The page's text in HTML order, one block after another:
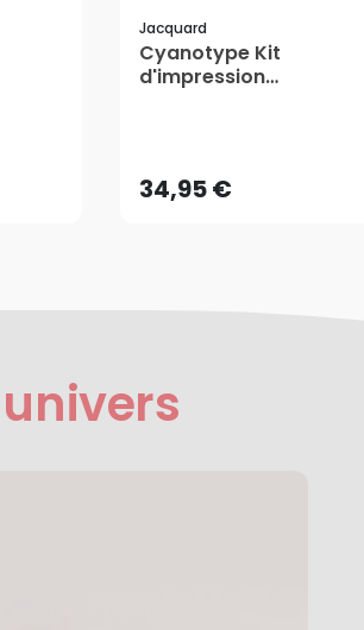
Jacquard
Cyanotype Kit
d'impression
34,95 €AJOUTER AU PANIER
univers